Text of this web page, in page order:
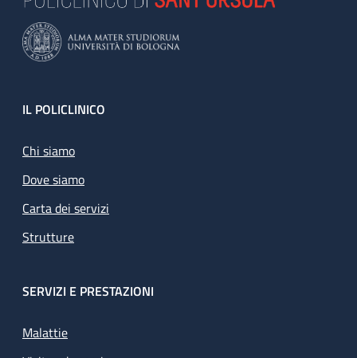
Footer
IL POLICLINICO
Chi siamo
Dove siamo
Carta dei servizi
Strutture
SERVIZI E PRESTAZIONI
Malattie